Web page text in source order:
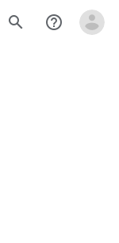
search help_outline